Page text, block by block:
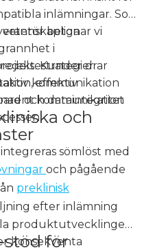
inlämningar. Som
betonar vi
i
Kunder drar
effektiv
kommunikation
kommunikation
och dataintegritet
och
sömlöst med
och pågående
preklinisk
efter inlämning
produktutvecklingens
konsekventa
stöd för